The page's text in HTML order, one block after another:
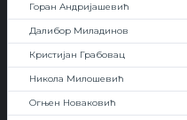
Горан Андријашевић
Далибор Миладинов
Кристијан Грабовац
Никола Милошевић
Огњен Новаковић